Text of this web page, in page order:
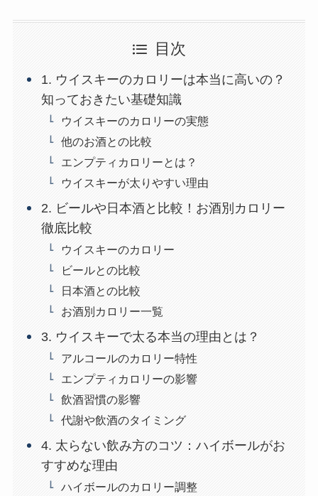
目次
1. ウイスキーのカロリーは本当に高いの？
知っておきたい基礎知識
ウイスキーのカロリーの実態
他のお酒との比較
エンプティカロリーとは？
ウイスキーが太りやすい理由
2. ビールや日本酒と比較！お酒別カロリー
徹底比較
ウイスキーのカロリー
ビールとの比較
日本酒との比較
お酒別カロリー一覧
3. ウイスキーで太る本当の理由とは？
アルコールのカロリー特性
エンプティカロリーの影響
飲酒習慣の影響
代謝や飲酒のタイミング
4. 太らない飲み方のコツ：ハイボールがお
すすめな理由
ハイボールのカロリー調整